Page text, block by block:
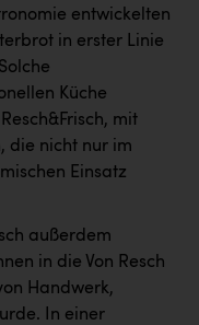
entwickelten
in erster Linie
Küche
mit
die nicht nur im
Einsatz
außerdem
in die Von Resch
Handwerk,
In einer